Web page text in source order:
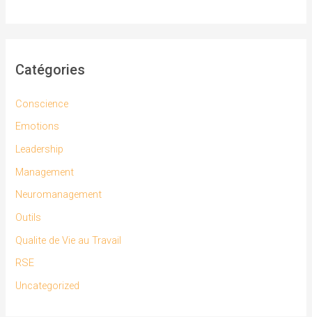
Catégories
Conscience
Emotions
Leadership
Management
Neuromanagement
Outils
Qualite de Vie au Travail
RSE
Uncategorized